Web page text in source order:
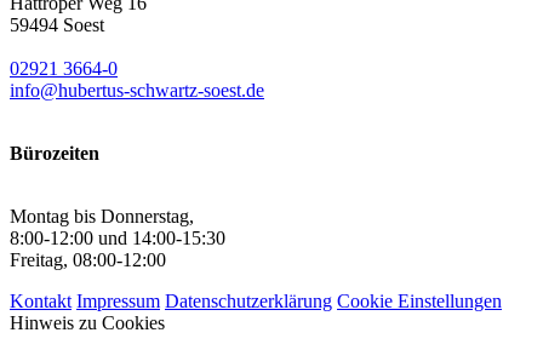
59494 Soest
02921 3664-0
info@hubertus-schwartz-soest.de
Bürozeiten
Montag bis Donnerstag,
8:00-12:00 und 14:00-15:30
Freitag, 08:00-12:00
Kontakt Impressum Datenschutzerklärung Cookie Einstellungen
Hinweis zu Cookies